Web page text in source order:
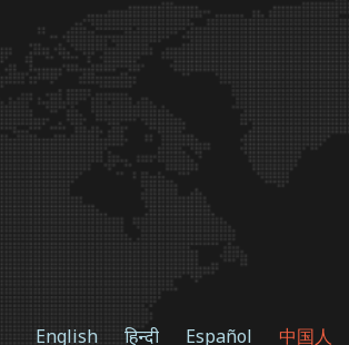
English हिन्दी Español 中国人